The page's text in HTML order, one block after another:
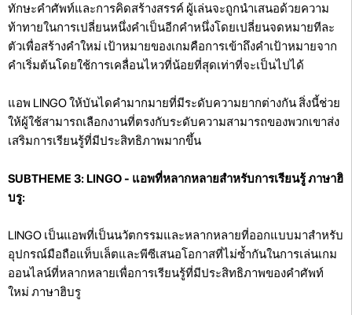
ทักษะคำศัพท์และการคิดสร้างสรรค์ ผู้เล่นจะถูกนำเสนอด้วยความ
ท้าทายในการเปลี่ยนหนึ่งคำเป็นอีกคำหนึ่งโดยเปลี่ยนจดหมายทีละ
ตัวเพื่อสร้างคำใหม่ เป้าหมายของเกมคือการเข้าถึงคำเป้าหมายจาก
คำเริ่มต้นโดยใช้การเคลื่อนไหวที่น้อยที่สุดเท่าที่จะเป็นไปได้
แอพ LINGO ให้บันไดคำมากมายที่มีระดับความยากต่างกัน สิ่งนี้ช่วย
ให้ผู้ใช้สามารถเลือกงานที่ตรงกับระดับความสามารถของพวกเขาส่ง
เสริมการเรียนรู้ที่มีประสิทธิภาพมากขึ้น
SUBTHEME 3: LINGO - แอพที่หลากหลายสำหรับการเรียนรู้ ภาษาฮิ
บรู:
LINGO เป็นแอพที่เป็นนวัตกรรมและหลากหลายที่ออกแบบมาสำหรับ
อุปกรณ์มือถือแท็บเล็ตและพีซีเสนอโอกาสที่ไม่ซ้ำกันในการเล่นเกม
ออนไลน์ที่หลากหลายเพื่อการเรียนรู้ที่มีประสิทธิภาพของคำศัพท์
ใหม่ ภาษาฮิบรู